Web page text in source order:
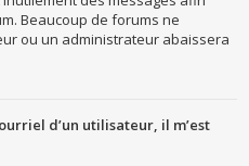
Beaucoup de forums ne
ou un administrateur abaissera
d’un utilisateur, il m’est